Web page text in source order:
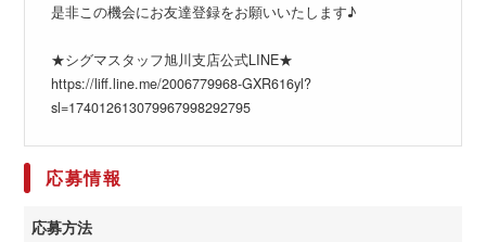
是非この機会にお友達登録をお願いいたします♪
★シグマスタッフ旭川支店公式LINE★
https://liff.line.me/2006779968-GXR616yl?
sl=174012613079967998292795
応募情報
応募方法